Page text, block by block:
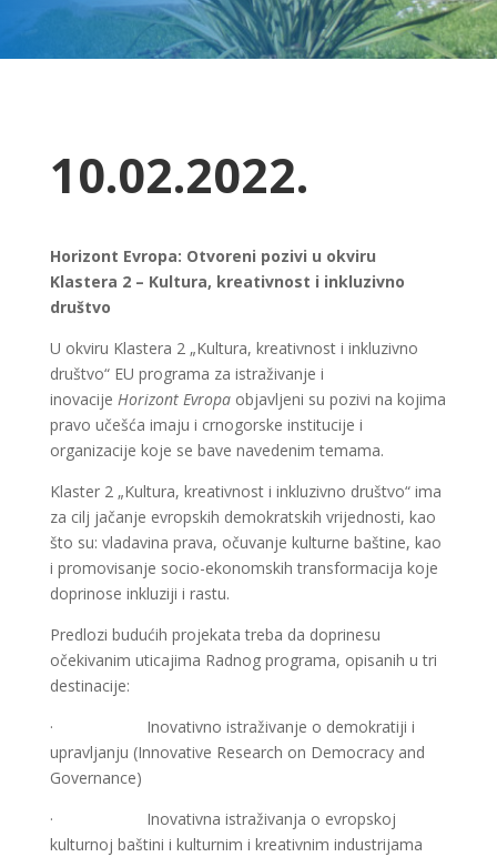
10.02.2022.
Horizont Evropa: Otvoreni pozivi u okviru
Klastera 2 – Kultura, kreativnost i inkluzivno
društvo
U okviru Klastera 2 „Kultura, kreativnost i inkluzivno
društvo“ EU programa za istraživanje i
inovacije Horizont Evropa objavljeni su pozivi na kojima
pravo učešća imaju i crnogorske institucije i
organizacije koje se bave navedenim temama.
Klaster 2 „Kultura, kreativnost i inkluzivno društvo“ ima
za cilj jačanje evropskih demokratskih vrijednosti, kao
što su: vladavina prava, očuvanje kulturne baštine, kao
i promovisanje socio-ekonomskih transformacija koje
doprinose inkluziji i rastu.
Predlozi budućih projekata treba da doprinesu
očekivanim uticajima Radnog programa, opisanih u tri
destinacije:
· Inovativno istraživanje o demokratiji i
upravljanju (Innovative Research on Democracy and
Governance)
· Inovativna istraživanja o evropskoj
kulturnoj baštini i kulturnim i kreativnim industrijama